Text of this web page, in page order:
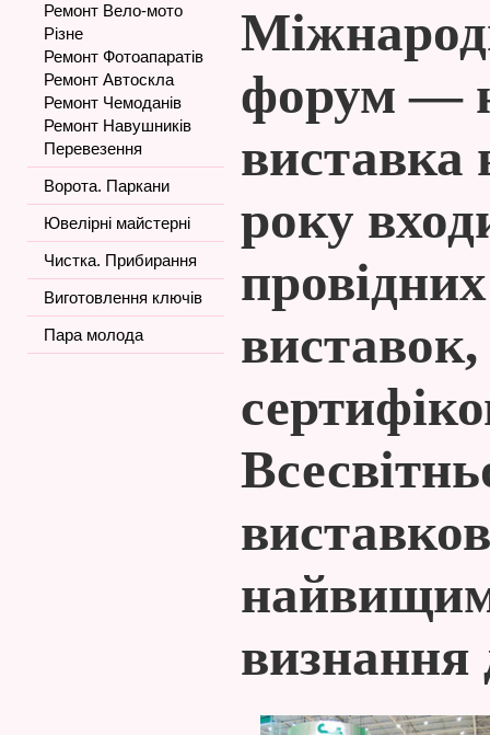
Ремонт Вело-мото
Різне
Ремонт Фотоапаратів
Ремонт Автоскла
Ремонт Чемоданів
Ремонт Навушників
Перевезення
Ворота. Паркани
Ювелірні майстерні
Чистка. Прибирання
Виготовлення ключів
Пара молода
форум —
виставка
року
найвищим
визнання